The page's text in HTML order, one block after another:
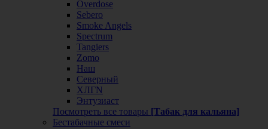
Overdose
Sebero
Smoke Angels
Spectrum
Tangiers
Zomo
Наш
Северный
ХЛГN
Энтузиаст
Посмотреть все товары [Табак для кальяна]
Бестабачные смеси